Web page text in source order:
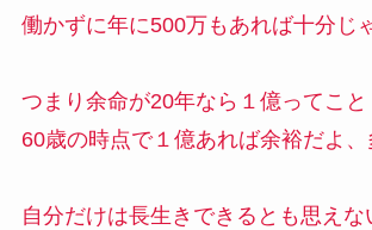
働かずに年に500万もあれば十分じ
つまり余命が20年なら１億ってこと
60歳の時点で１億あれば余裕だよ、
自分だけは長生きできるとも思えな